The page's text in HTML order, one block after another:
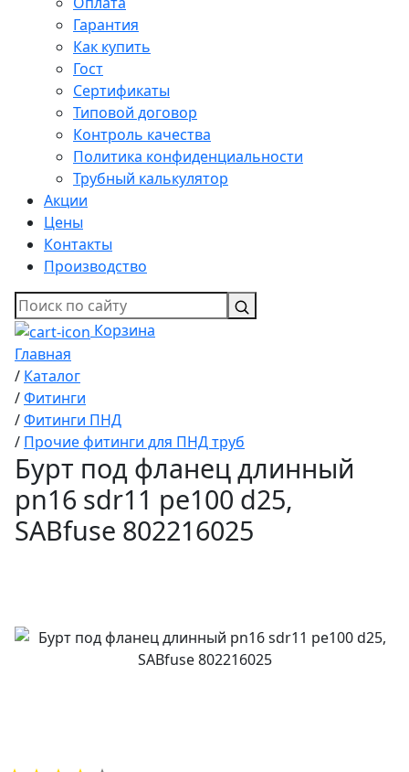
Гарантия
Как купить
Гост
Сертификаты
Типовой договор
Контроль качества
Политика конфиденциальности
Трубный калькулятор
Акции
Цены
Контакты
Производство
Корзина
Главная
/ Каталог
/Фитинги
/Фитинги ПНД
/ Прочие фитинги для ПНД труб
Бурт под фланец длинный
pn16 sdr11 pe100 d25,
SABfuse 802216025